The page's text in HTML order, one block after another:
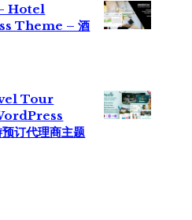
Hotel
Theme – 酒
。
Tour
订代理商主题